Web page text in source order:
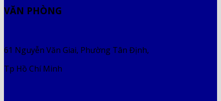
VĂN PHÒNG
61 Nguyễn Văn Giai, Phường Tân Định,
Tp Hồ Chí Minh